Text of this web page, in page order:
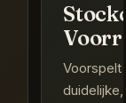
Voorspelt